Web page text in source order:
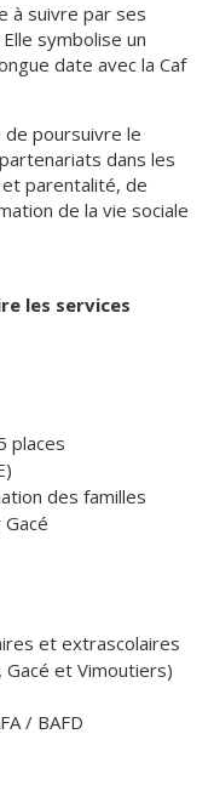
à suivre par ses
symbolise un
date avec la Caf
de poursuivre le
dans les
parentalité, de
de la vie sociale
les services
places
des familles
et extrascolaires
Gacé et Vimoutiers)
/ BAFD